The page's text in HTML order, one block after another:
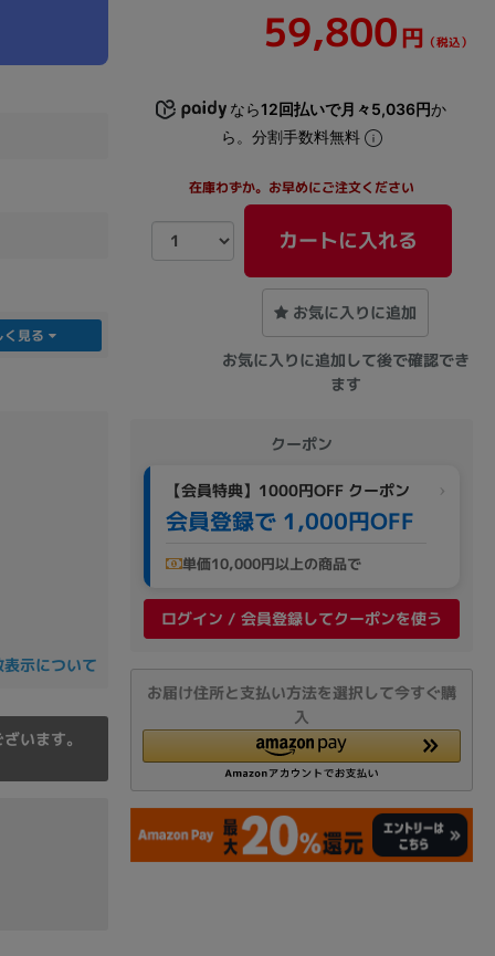
59,800円 （税込）
なら12回払いで月々5,036円か
ら。分割手数料無料
在庫わずか。お早めにご注文ください
カートに入れる
お気に入りに追加
お気に入りに追加して後で確認でき
ます
クーポン
【会員特典】1000円OFF クーポン
会員登録で 1,000円OFF
単価10,000円以上の商品で
ログイン / 会員登録してクーポンを使う
お届け住所と支払い方法を選択して今すぐ購
入
く見る
示について
います。